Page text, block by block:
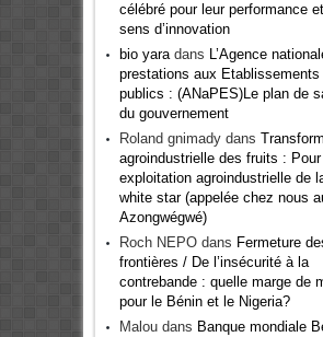
célébré pour leur performance
sens d’innovation
bio yaradans L’Agence
prestations aux Etablissements
publics : (ANaPES)Le plan de
du gouvernement
Roland gnimadydans
agroindustrielle des fruits : Pour
exploitation agroindustrielle de
white star (appelée chez nous
Azongwégwé)
Roch NEPOdans Fermeture
frontières / De l’insécurité à la
contrebande : quelle marge de
pour le Bénin et le Nigeria?
Maloudans Banque mondiale